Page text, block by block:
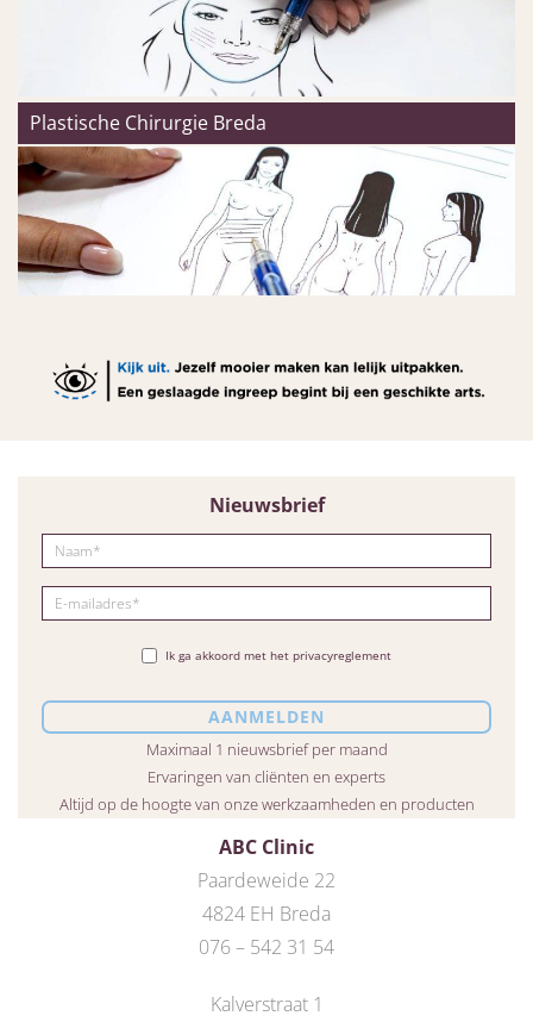
Plastische Chirurgie Breda
ABC Clinic
Paardeweide 22
4824 EH Breda
076 – 542 31 54
Kalverstraat 1
Nieuwsbrief
Ik ga akkoord met het privacyreglement
Maximaal 1 nieuwsbrief per maand
Ervaringen van cliënten en experts
Altijd op de hoogte van onze werkzaamheden en producten